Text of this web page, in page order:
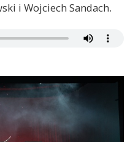
i Wojciech Sandach.